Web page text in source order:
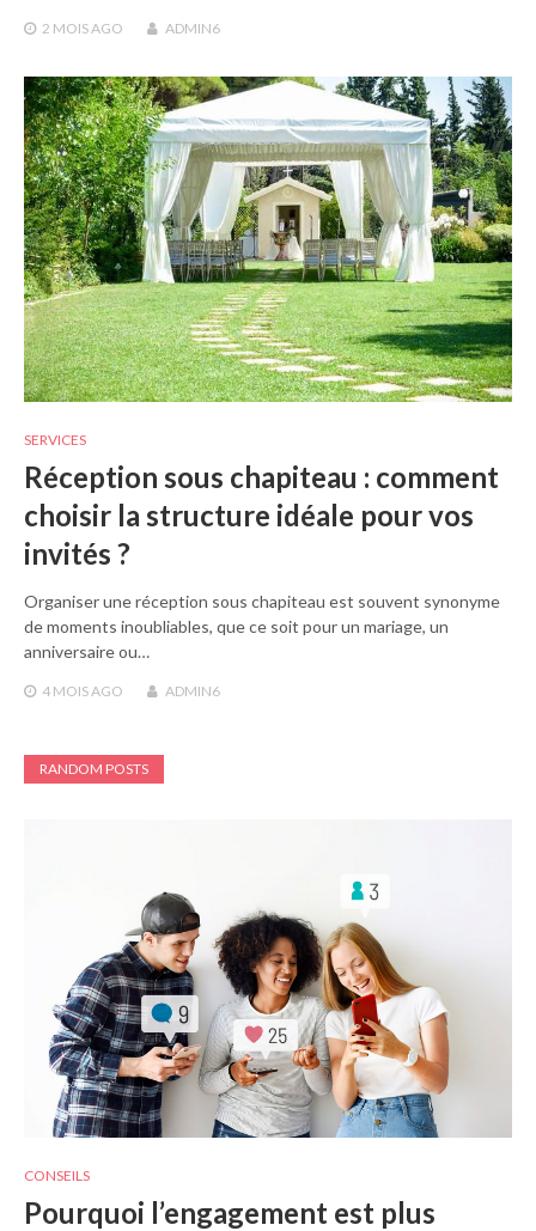
2 MOISAGO ADMIN6
SERVICES
Réception sous chapiteau : comment
choisir la structure idéale pour vos
invités ?
Organiser une réception sous chapiteau est souvent synonyme
de moments inoubliables, que ce soit pour un mariage, un
anniversaire ou…
4 MOISAGO ADMIN6
RANDOM POSTS
CONSEILS
Pourquoi l’engagement est plus